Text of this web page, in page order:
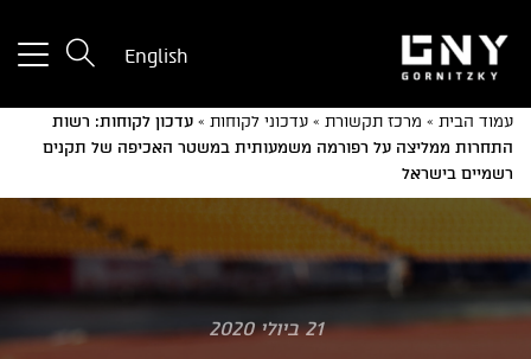
English
עמוד הבית » מרכז תקשורת » עדכוני לקוחות » עדכון לקוחות: רשות
התחרות ממליצה על רפורמה משמעותית במשטר האכיפה של תקנים
רשמיים בישראל
21 ביולי 2020